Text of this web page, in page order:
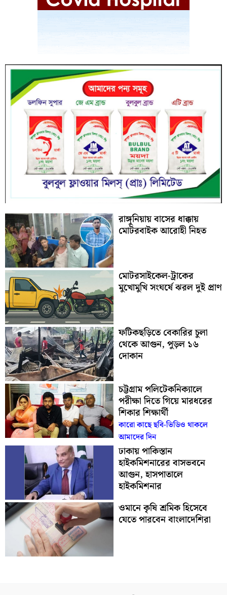
রাঙ্গুনিয়ায় বাসের ধাক্কায়
মোটরবাইক আরোহী নিহত
মোটরসাইকেল-ট্রাকের
মুখোমুখি সংঘর্ষে ঝরল দুই প্রাণ
ফটিকছড়িতে বেকারির চুলা
থেকে আগুন, পুড়ল ১৬
দোকান
চট্টগ্রাম পলিটেকনিক্যালে
পরীক্ষা দিতে গিয়ে মারধরের
শিকার শিক্ষার্থী
কারো কাছে ছবি-ভিডিও থাকলে
আমাদের দিন
ঢাকায় পাকিস্তান
হাইকমিশনারের বাসভবনে
আগুন, হাসপাতালে
হাইকমিশনার
ওমানে কৃষি শ্রমিক হিসেবে
যেতে পারবেন বাংলাদেশিরা